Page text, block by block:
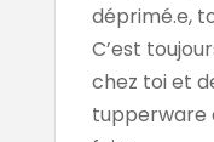
déprimé.e,
C’est
chez toi et
tupperware